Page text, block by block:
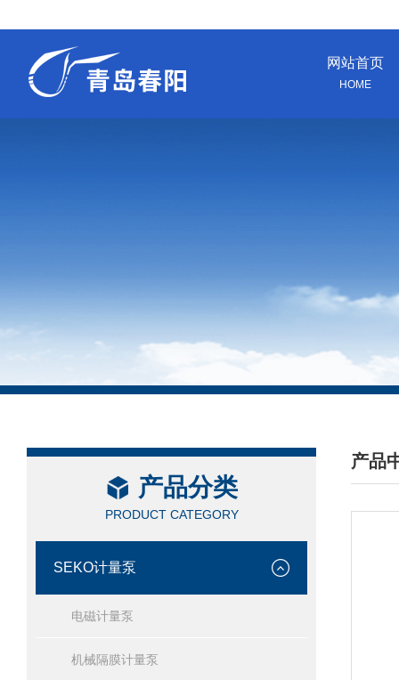
网站首页
HOME
产品分类
PRODUCT CATEGORY
SEKO计量泵
电磁计量泵
机械隔膜计量泵
产品
/